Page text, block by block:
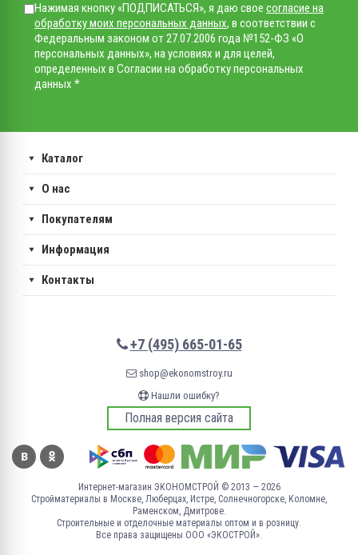
Нажимая кнопку «ПОДПИСАТЬСЯ», я даю свое согласие на
обработку моих персональных данных, в соответствии с
Федеральным законом от 27.07.2006 года №152-ФЗ «О
персональных данных», на условиях и для целей,
определенных в Согласии на обработку персональных
данных *
Каталог
О нас
Покупателям
Информация
Контакты
+7 (495) 665-01-65
shop@ekonomstroy.ru
Нашли ошибку?
Полная версия сайта
Интернет-магазин ЭКОНОМСТРОЙ © 2013 — 2026
Стройматериалы в Москве, Люберцах, Истре, Солнечногорске, Коломне,
Раменском, Дмитрове.
Строительные и отделочные материалы оптом и в розницу.
Все права защищены ООО «ЭКОСТРОЙ».